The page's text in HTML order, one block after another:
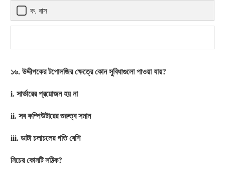
ক. বাস
১৬. উদ্দীপকের টপোলজির ক্ষেত্রে কোন সুবিধাগুলো পাওয়া যায়?
i. সার্ভারের প্রয়োজন হয় না
ii. সব কম্পিউটারের গুরুত্ব সমান
iii. ডাটা চলাচলের গতি বেশি
নিচের কোনটি সঠিক?